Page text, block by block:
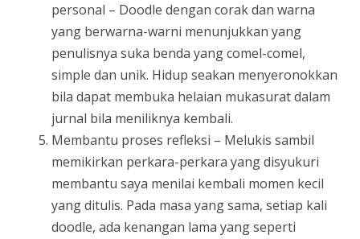
personal – Doodle dengan corak dan warna
yang berwarna-warni menunjukkan yang
penulisnya suka benda yang comel-comel,
simple dan unik. Hidup seakan menyeronokkan
bila dapat membuka helaian mukasurat dalam
jurnal bila meniliknya kembali.
Membantu proses refleksi – Melukis sambil
memikirkan perkara-perkara yang disyukuri
membantu saya menilai kembali momen kecil
yang ditulis. Pada masa yang sama, setiap kali
doodle, ada kenangan lama yang seperti